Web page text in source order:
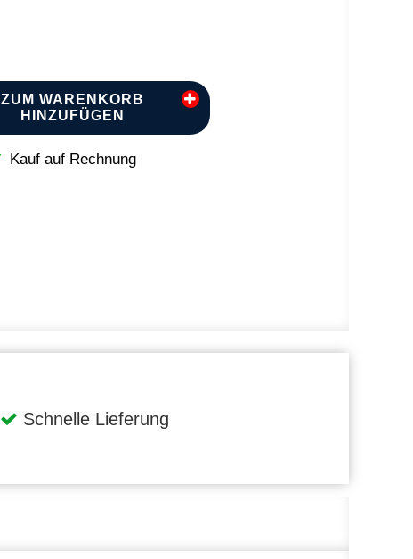
ZUM WARENKORB
HINZUFÜGEN
Kauf auf Rechnung
Schnelle Lieferung